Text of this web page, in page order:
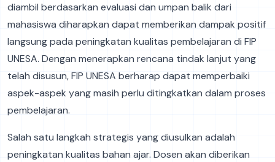
diambil berdasarkan evaluasi dan umpan balik dari
mahasiswa diharapkan dapat memberikan dampak positif
langsung pada peningkatan kualitas pembelajaran di FIP
UNESA. Dengan menerapkan rencana tindak lanjut yang
telah disusun, FIP UNESA berharap dapat memperbaiki
aspek-aspek yang masih perlu ditingkatkan dalam proses
pembelajaran.
Salah satu langkah strategis yang diusulkan adalah
peningkatan kualitas bahan ajar. Dosen akan diberikan